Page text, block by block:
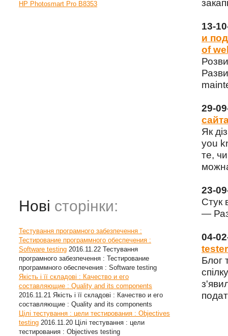
HP Photosmart Pro B8353
Нові сторінки:
Тестування програмного забезпечення :
Тестирование программного обеспечения :
Software testing 2016.11.22 Тестування
програмного забезпечення : Тестирование
программного обеспечения : Software testing
Якість і її складові : Качество и его
составляющие : Quality and its components
2016.11.21 Якість і її складові : Качество и его
составляющие : Quality and its components
Цілі тестування : цели тестирования : Objectives
testing 2016.11.20 Цілі тестування : цели
тестирования : Objectives testing
13-
и
of
29-
Як
you
те,
23-
Стук
—
04-
tester
Блог